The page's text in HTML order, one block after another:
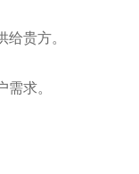
贵方。
求。